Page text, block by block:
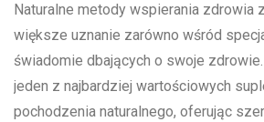
Naturalne metody wspierania zdrowia
większe uznanie zarówno wśród
świadomie dbających o swoje zdrowie.
jeden z najbardziej wartościowych
pochodzenia naturalnego, oferując